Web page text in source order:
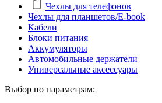
Чехлы для телефонов
Чехлы для планшетов/E-book
Кабели
Блоки питания
Аккумуляторы
Автомобильные держатели
Универсальные аксессуары
Выбор по параметрам: